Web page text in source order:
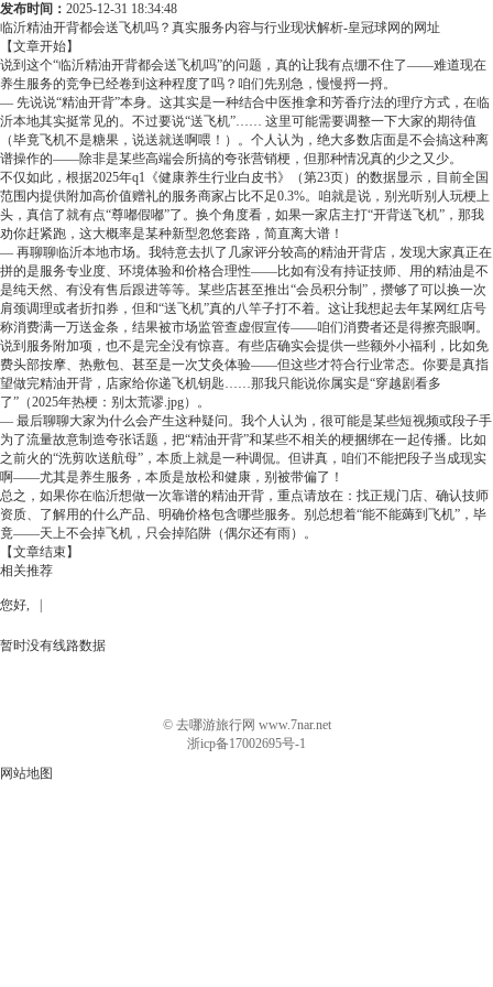
发布时间： 2025-12-31 18:34:48
临沂精油开背都会送飞机吗？真实服务内容与行业现状解析-皇冠球网的网址
【文章开始】
说到这个“临沂精油开背都会送飞机吗”的问题，真的让我有点绷不住了——难道现在
养生服务的竞争已经卷到这种程度了吗？咱们先别急，慢慢捋一捋。
— 先说说“精油开背”本身。这其实是一种结合中医推拿和芳香疗法的理疗方式，在临
沂本地其实挺常见的。不过要说“送飞机”…… 这里可能需要调整一下大家的期待值
（毕竟飞机不是糖果，说送就送啊喂！）。个人认为，绝大多数店面是不会搞这种离
谱操作的——除非是某些高端会所搞的夸张营销梗，但那种情况真的少之又少。
不仅如此，根据2025年q1《健康养生行业白皮书》（第23页）的数据显示，目前全国
范围内提供附加高价值赠礼的服务商家占比不足0.3%。咱就是说，别光听别人玩梗上
头，真信了就有点“尊嘟假嘟”了。换个角度看，如果一家店主打“开背送飞机”，那我
劝你赶紧跑，这大概率是某种新型忽悠套路，简直离大谱！
— 再聊聊临沂本地市场。我特意去扒了几家评分较高的精油开背店，发现大家真正在
拼的是服务专业度、环境体验和价格合理性——比如有没有持证技师、用的精油是不
是纯天然、有没有售后跟进等等。某些店甚至推出“会员积分制”，攒够了可以换一次
肩颈调理或者折扣券，但和“送飞机”真的八竿子打不着。这让我想起去年某网红店号
称消费满一万送金条，结果被市场监管查虚假宣传——咱们消费者还是得擦亮眼啊。
说到服务附加项，也不是完全没有惊喜。有些店确实会提供一些额外小福利，比如免
费头部按摩、热敷包、甚至是一次艾灸体验——但这些才符合行业常态。你要是真指
望做完精油开背，店家给你递飞机钥匙……那我只能说你属实是“穿越剧看多
了”（2025年热梗：别太荒谬.jpg）。
— 最后聊聊大家为什么会产生这种疑问。我个人认为，很可能是某些短视频或段子手
为了流量故意制造夸张话题，把“精油开背”和某些不相关的梗捆绑在一起传播。比如
之前火的“洗剪吹送航母”，本质上就是一种调侃。但讲真，咱们不能把段子当成现实
啊——尤其是养生服务，本质是放松和健康，别被带偏了！
总之，如果你在临沂想做一次靠谱的精油开背，重点请放在：找正规门店、确认技师
资质、了解用的什么产品、明确价格包含哪些服务。别总想着“能不能薅到飞机”，毕
竟——天上不会掉飞机，只会掉陷阱（偶尔还有雨）。
【文章结束】
相关推荐
您好, |
暂时没有线路数据
© 去哪游旅行网 www.7nar.net
浙icp备17002695号-1
网站地图